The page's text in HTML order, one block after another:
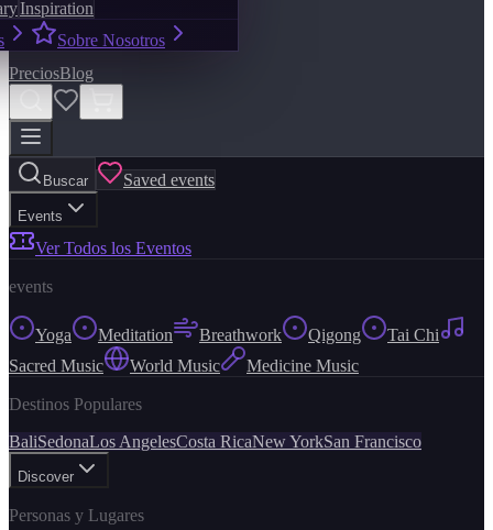
Inspiration
Sobre Nosotros
PreciosBlog
Buscar Saved events
Events
Ver Todos los Eventos
events
Yoga Meditation Breathwork Qigong
Tai Chi
Sacred Music
World Music Medicine Music
Destinos Populares
BaliSedonaLos AngelesCosta RicaNew YorkSan Francisco
Discover
Personas y Lugares